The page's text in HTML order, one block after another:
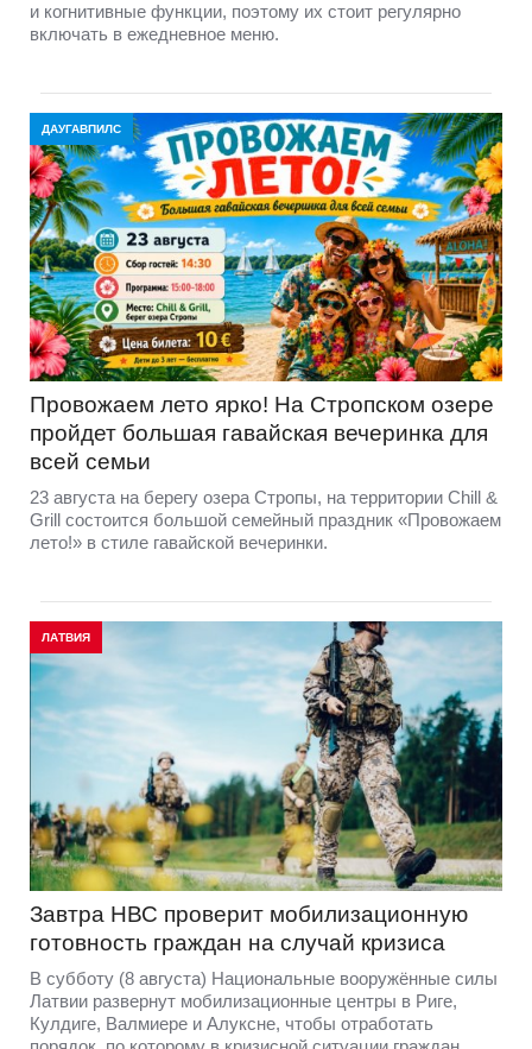
и когнитивные функции, поэтому их стоит регулярно
включать в ежедневное меню.
ДАУГАВПИЛС
Провожаем лето ярко! На Стропском озере
пройдет большая гавайская вечеринка для
всей семьи
23 августа на берегу озера Стропы, на территории Chill &
Grill состоится большой семейный праздник «Провожаем
лето!» в стиле гавайской вечеринки.
ЛАТВИЯ
Завтра НВС проверит мобилизационную
готовность граждан на случай кризиса
В субботу (8 августа) Национальные вооружённые силы
Латвии развернут мобилизационные центры в Риге,
Кулдиге, Валмиере и Алуксне, чтобы отработать